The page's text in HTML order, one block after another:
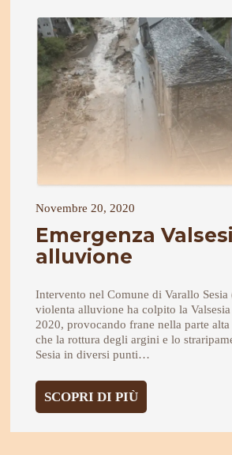
Novembre 20, 2020
Emergenza
alluvione
Intervento nel Comune di Varallo
violenta alluvione ha colpito la
2020, provocando frane nella parte
che la rottura degli argini e lo
Sesia in diversi punti…
SCOPRI DI PIÙ:
EMERGENZA